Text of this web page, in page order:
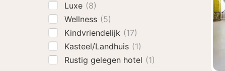
Luxe (8)
Wellness (5)
Kindvriendelijk (17)
Kasteel/Landhuis (1)
Rustig gelegen hotel (1)